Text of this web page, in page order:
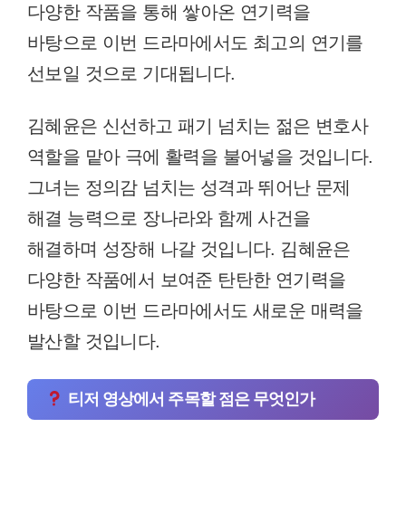
다양한 작품을 통해 쌓아온 연기력을
바탕으로 이번 드라마에서도 최고의 연기를
선보일 것으로 기대됩니다.
김혜윤은 신선하고 패기 넘치는 젊은 변호사
역할을 맡아 극에 활력을 불어넣을 것입니다.
그녀는 정의감 넘치는 성격과 뛰어난 문제
해결 능력으로 장나라와 함께 사건을
해결하며 성장해 나갈 것입니다. 김혜윤은
다양한 작품에서 보여준 탄탄한 연기력을
바탕으로 이번 드라마에서도 새로운 매력을
발산할 것입니다.
티저 영상에서 주목할 점은 무엇인가